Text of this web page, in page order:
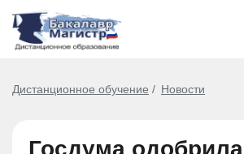
Дистанционное обучение Новости
Госдума одобрила